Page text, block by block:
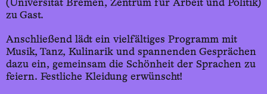
(Universität Bremen, Zentrum für Arbeit und Politik)
zu Gast.
Anschließend lädt ein vielfältiges Programm mit
Musik, Tanz, Kulinarik und spannenden Gesprächen
dazu ein, gemeinsam die Schönheit der Sprachen zu
feiern. Festliche Kleidung erwünscht!